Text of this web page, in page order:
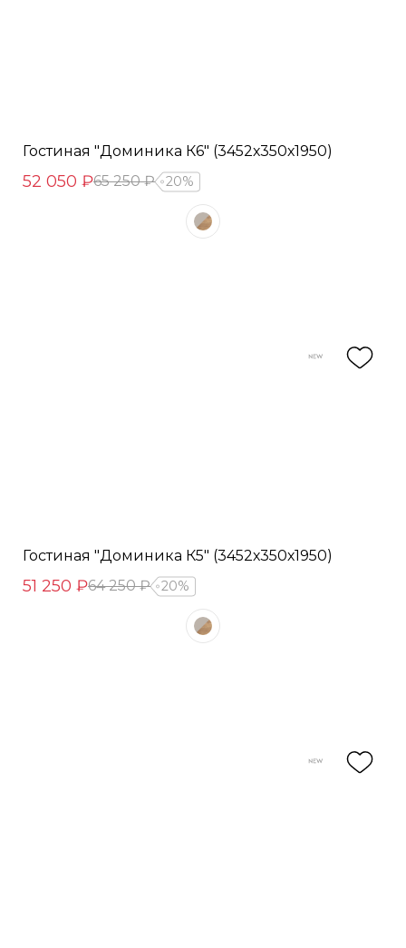
Гостиная "Доминика К6" (3452х350х1950)
52 050 ₽65 250 ₽ 20%
Гостиная "Доминика К5" (3452х350х1950)
51 250 ₽64 250 ₽ 20%